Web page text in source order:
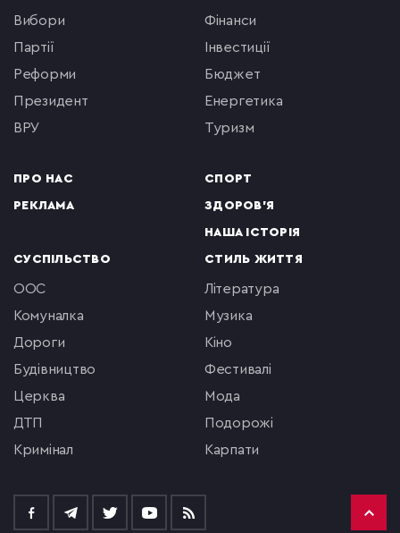
вибори
партії
реформи
президент
ВРУ
ПРО НАС
РЕКЛАМА
фінанси
інвестиції
бюджет
енергетика
туризм
СПОРТ
ЗДОРОВ'Я
НАША ІСТОРІЯ
СУСПІЛЬСТВО
ООС
комуналка
Дороги
будівництво
церква
ДТП
кримінал
СТИЛЬ ЖИТТЯ
література
музика
кіно
фестивалі
мода
подорожі
Карпати